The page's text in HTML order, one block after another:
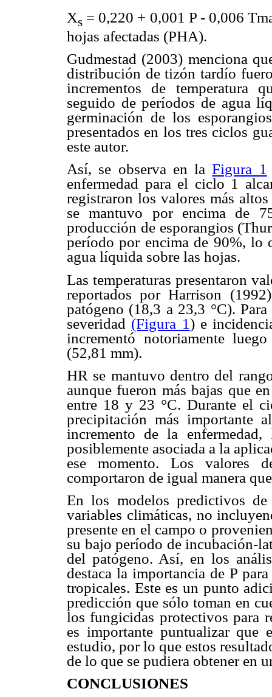
Xs = 0,220 + 0,001 P - 0,006
hojas afectadas (PHA).
Gudmestad (2003) menciona
distribución de tizón tardío
incrementos de temperatura
seguido de períodos de agua
germinación de los
presentados en los tres ciclos
este autor.
Así, se observa en laFigura 1
enfermedad para el ciclo 1
registraron los valores más
se mantuvo por encima de
producción de esporangios
período por encima de 90%, lo
agua líquida sobre las hojas.
Las temperaturas presentaron
reportados por Harrison
patógeno (18,3 a 23,3 °C).
severidad (Figura 1) e
incrementó notoriamente
(52,81 mm).
HR se mantuvo dentro del
aunque fueron más bajas que
entre 18 y 23 °C. Durante el
precipitación más
incremento de la
posiblemente asociada a la
ese momento. Los valores
comportaron de igual manera
En los modelos predictivos
variables climáticas, no
presente en el campo o
su bajo período de incubación-
del patógeno. Así, en los
destaca la importancia de P
tropicales. Este es un punto
predicción que sólo toman en
los fungicidas protectivos para
es importante puntualizar que
estudio, por lo que estos
de lo que se pudiera obtener en
CONCLUSIONES